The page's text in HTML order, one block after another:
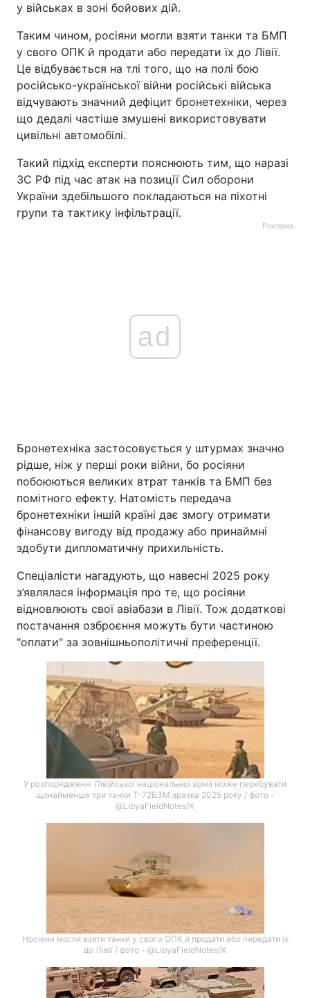
у військах в зоні бойових дій.
Таким чином, росіяни могли взяти танки та БМП
у свого ОПК й продати або передати їх до Лівії.
Це відбувається на тлі того, що на полі бою
російсько-української війни російські війська
відчувають значний дефіцит бронетехніки, через
що дедалі частіше змушені використовувати
цивільні автомобілі.
Такий підхід експерти пояснюють тим, що наразі
ЗС РФ під час атак на позиції Сил оборони
України здебільшого покладаються на піхотні
групи та тактику інфільтрації.
Реклама
ad
Бронетехніка застосовується у штурмах значно
рідше, ніж у перші роки війни, бо росіяни
побоюються великих втрат танків та БМП без
помітного ефекту. Натомість передача
бронетехніки іншій країні дає змогу отримати
фінансову вигоду від продажу або принаймні
здобути дипломатичну прихильність.
Спеціалісти нагадують, що навесні 2025 року
з’являлася інформація про те, що росіяни
відновлюють свої авіабази в Лівії. Тож додаткові
постачання озброєння можуть бути частиною
"оплати" за зовнішньополітичні преференції.
У розпорядженні Лівійської національної армії може перебувати
щонайменше три танки Т-72Б3М зразка 2025 року / фото -
@LibyaFieldNotes/Х
Hосіяни могли взяти танки у свого ОПК й продати або передати їх
до Лівії / фото - @LibyaFieldNotes/Х